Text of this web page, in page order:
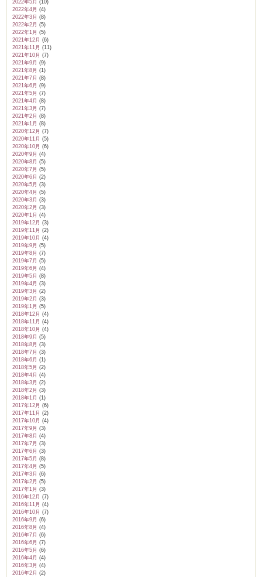
2022年5月 (10)
2022年4月 (4)
2022年3月 (8)
2022年2月 (5)
2022年1月 (5)
2021年12月 (6)
2021年11月 (11)
2021年10月 (7)
2021年9月 (9)
2021年8月 (1)
2021年7月 (8)
2021年6月 (9)
2021年5月 (7)
2021年4月 (8)
2021年3月 (7)
2021年2月 (8)
2021年1月 (8)
2020年12月 (7)
2020年11月 (5)
2020年10月 (6)
2020年9月 (4)
2020年8月 (5)
2020年7月 (5)
2020年6月 (2)
2020年5月 (3)
2020年4月 (5)
2020年3月 (3)
2020年2月 (3)
2020年1月 (4)
2019年12月 (3)
2019年11月 (2)
2019年10月 (4)
2019年9月 (5)
2019年8月 (7)
2019年7月 (5)
2019年6月 (4)
2019年5月 (8)
2019年4月 (3)
2019年3月 (2)
2019年2月 (3)
2019年1月 (5)
2018年12月 (4)
2018年11月 (4)
2018年10月 (4)
2018年9月 (5)
2018年8月 (3)
2018年7月 (3)
2018年6月 (1)
2018年5月 (2)
2018年4月 (4)
2018年3月 (2)
2018年2月 (3)
2018年1月 (1)
2017年12月 (6)
2017年11月 (2)
2017年10月 (4)
2017年9月 (3)
2017年8月 (4)
2017年7月 (3)
2017年6月 (3)
2017年5月 (8)
2017年4月 (5)
2017年3月 (6)
2017年2月 (5)
2017年1月 (3)
2016年12月 (7)
2016年11月 (4)
2016年10月 (7)
2016年9月 (6)
2016年8月 (4)
2016年7月 (6)
2016年6月 (7)
2016年5月 (6)
2016年4月 (4)
2016年3月 (4)
2016年2月 (2)